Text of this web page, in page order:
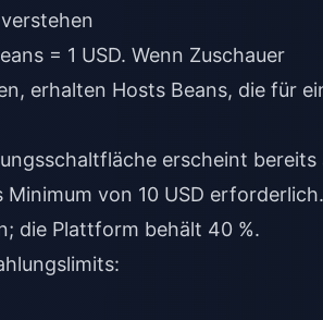
erfordern ein Minimum
jeden Donnerstag um 06:00
= 1 USD. Wenn Zuschauer
erhalten Hosts Beans, die für
erscheint bereits
von 10 USD erforderlich.
die Plattform behält 40 %.